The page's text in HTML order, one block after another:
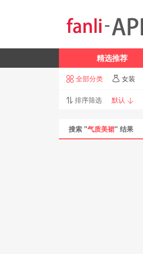
精选推荐
 全部分类  女装
 排序筛选 默认 
搜索 "气质美裙" 结果